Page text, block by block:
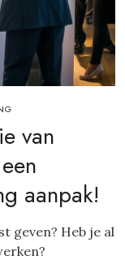
van
aanpak!
geven? Heb je al